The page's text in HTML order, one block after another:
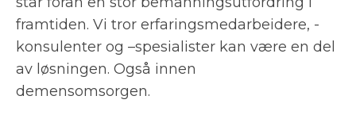
framtiden. Vi tror erfaringsmedarbeidere, -
konsulenter og –spesialister kan være en del
av løsningen. Også innen
demensomsorgen.